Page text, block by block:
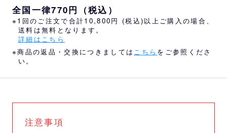
全国一律770円（税込）
※1回のご注文で合計10,800円 (税込)以上ご購入の場合、
送料は無料となります。
詳細はこちら
※商品の返品・交換につきましては こちら をご参照くださ
い。
注意事項